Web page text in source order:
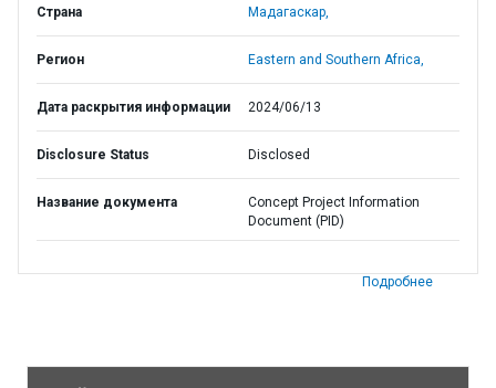
Страна Мадагаскар,
Регион Eastern and Southern Africa,
Дата раскрытия информации 2024/06/13
Disclosure Status Disclosed
Название документа
Concept Project Information
Document (PID)
Подробнее